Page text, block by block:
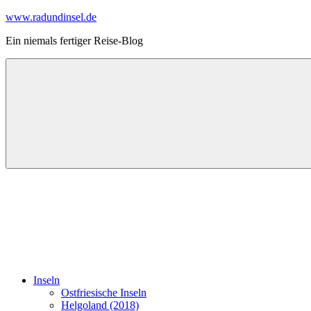
Zum
springen
www.radundinsel.de
Ein niemals fertiger Reise-Blog
Inseln
Ostfriesische Inseln
Helgoland (2018)